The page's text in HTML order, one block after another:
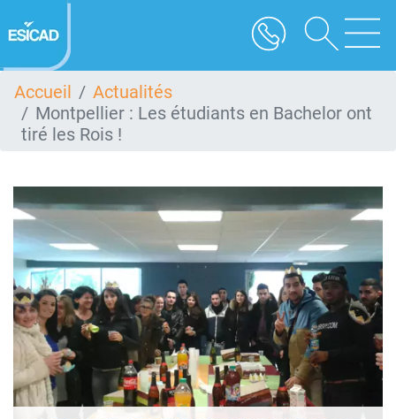
au
contenu
Accueil
Actualités
Montpellier : Les étudiants en Bachelor ont
tiré les Rois !